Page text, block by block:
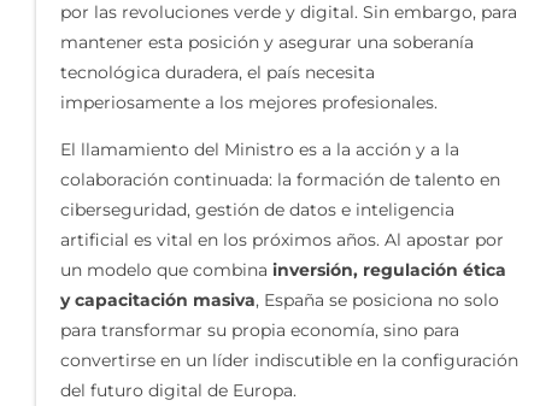
por las revoluciones verde y digital. Sin embargo, para
mantener esta posición y asegurar una soberanía
tecnológica duradera, el país necesita
imperiosamente a los mejores profesionales.
El llamamiento del Ministro es a la acción y a la
colaboración continuada: la formación de talento en
ciberseguridad, gestión de datos e inteligencia
artificial es vital en los próximos años. Al apostar por
un modelo que combina inversión, regulación ética
y capacitación masiva, España se posiciona no solo
para transformar su propia economía, sino para
convertirse en un líder indiscutible en la configuración
del futuro digital de Europa.